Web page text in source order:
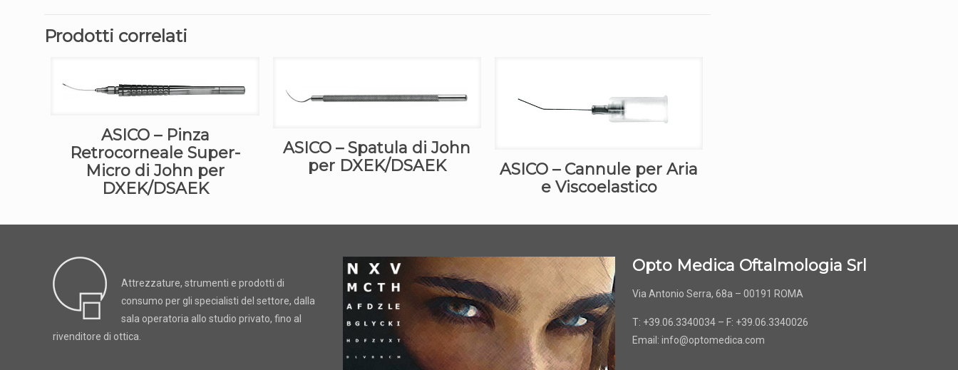
Prodotti correlati
ASICO – Pinza
Retrocorneale Super-
Micro di John per
DXEK/DSAEK
ASICO – Spatula di John
per DXEK/DSAEK
ASICO – Cannule per Aria
e Viscoelastico
Attrezzature, strumenti e prodotti di
consumo per gli specialisti del settore, dalla
sala operatoria allo studio privato, fino al
rivenditore di ottica.
Opto Medica Oftalmologia Srl
Via Antonio Serra, 68a – 00191 ROMA
T: +39.06.3340034 – F: +39.06.3340026
Email:info@optomedica.com